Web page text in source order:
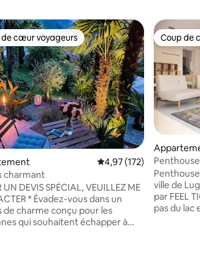
sur la base de 6 commentaires : 5 sur 5
de cœur voyageurs
de cœur voyageurs
Évaluation moyenne sur
4,97 (172)
charmant
UN DEVIS SPÉCIAL, VEUILLEZ ME
vous dans un
de charme conçu pour les
qui souhaitent échapper à
Coup de
Coup de
Lugano
ville de
par FEEL
pas du lac